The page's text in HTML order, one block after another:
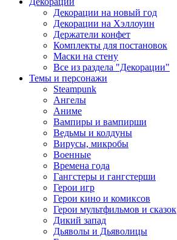
Декорации на новый год
Декорации на Хэллоуин
Держатели конфет
Комплекты для постановок
Маски на стену
Все из раздела "Декорации"
Темы и персонажи
Steampunk
Ангелы
Аниме
Вампиры и вампирши
Ведьмы и колдуны
Вирусы, микробы
Военные
Времена года
Гангстеры и гангстерши
Герои игр
Герои кино и комиксов
Герои мультфильмов и сказок
Дикий запад
Дьяволы и Дьяволицы